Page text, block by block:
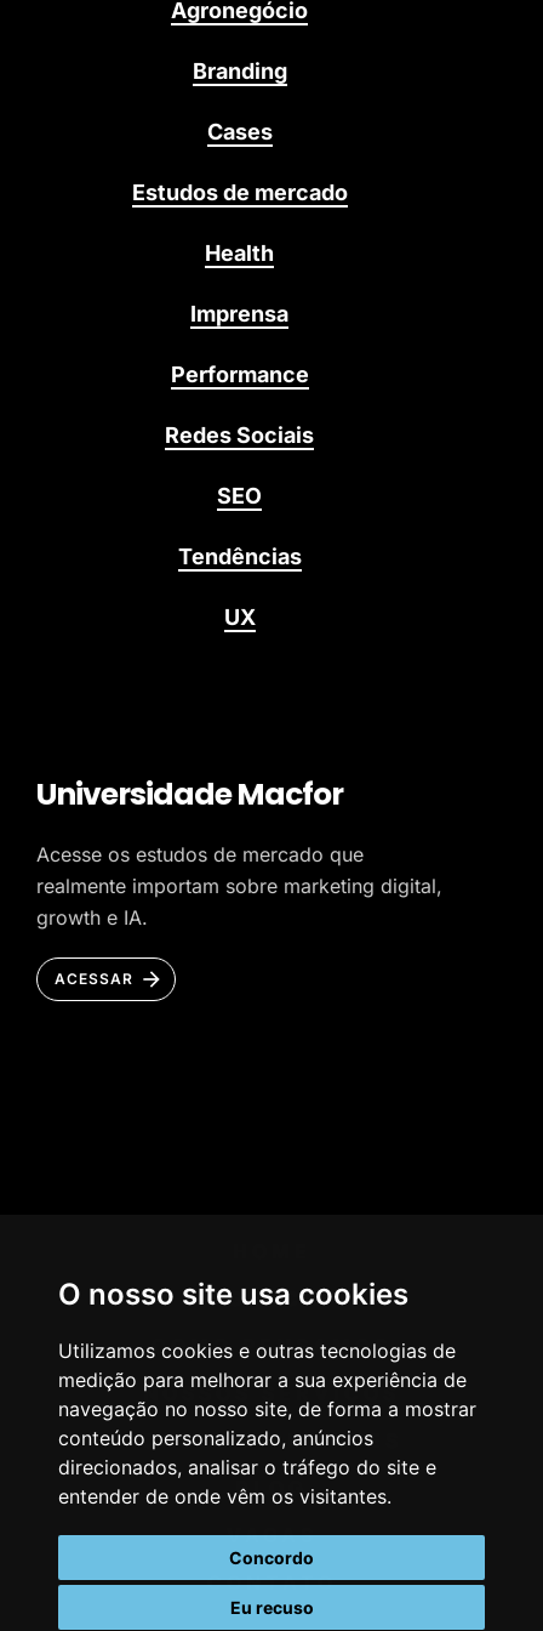
O nosso site usa cookies
Utilizamos cookies e outras tecnologias de
medição para melhorar a sua experiência de
navegação no nosso site, de forma a mostrar
conteúdo personalizado, anúncios
direcionados, analisar o tráfego do site e
entender de onde vêm os visitantes.
Concordo
Eu recuso
Agronegócio
Branding
Cases
Estudos de mercado
Health
Imprensa
Performance
Redes Sociais
SEO
Tendências
UX
Universidade Macfor
Acesse os estudos de mercado que
realmente importam sobre marketing digital,
growth e IA.
ACESSAR
AGÊNCIA
COMO PENSAMOS
NOSSOS SERVIÇOS
CASES & CLIENTES
BLOG
VAGAS
CONTATO